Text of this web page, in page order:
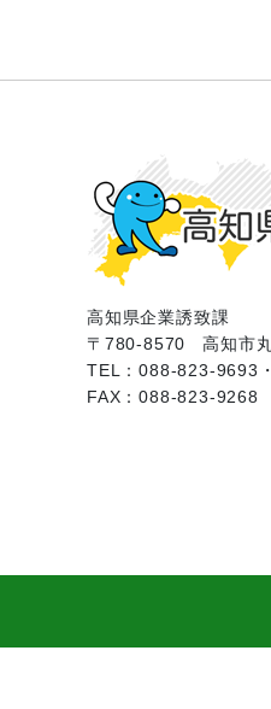
高知県企業誘致課
〒780-8570
高知市
TEL：088-823-9693
FAX：088-823-9268